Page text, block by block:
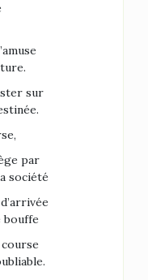
sur
par
société
bouffe